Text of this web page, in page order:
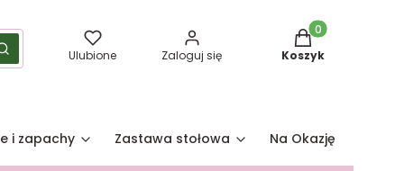
Szukaj Ulubione Zaloguj się
Produkty w
Koszyk
i zapachy Zastawa stołowa Na Okazję